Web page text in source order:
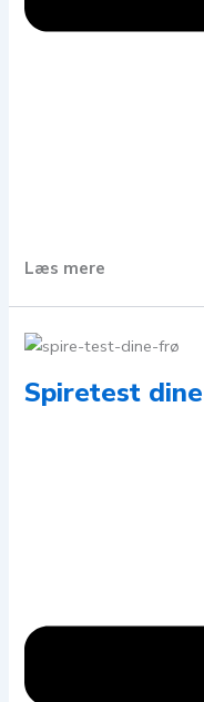
Læs mere
Spiretest